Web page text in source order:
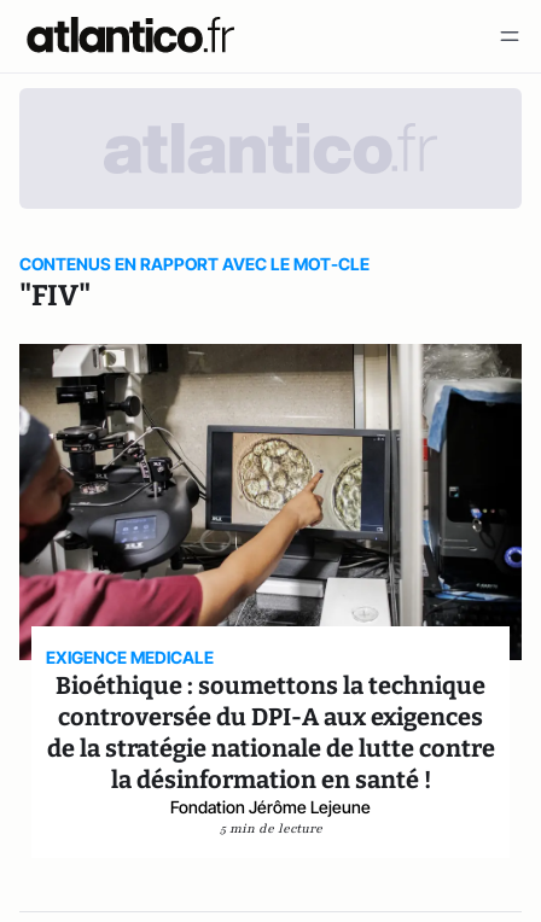
CONTENUS EN RAPPORT AVEC LE MOT-CLE
"FIV"
EXIGENCE MEDICALE
Bioéthique : soumettons la technique
controversée du DPI-A aux exigences
de la stratégie nationale de lutte contre
la désinformation en santé !
Fondation Jérôme Lejeune
5 min de lecture